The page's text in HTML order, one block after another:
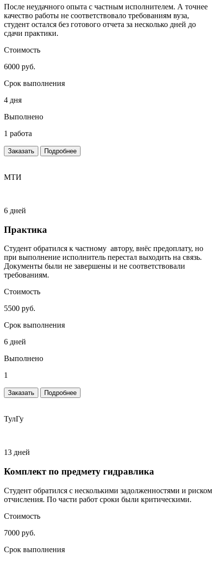
После неудачного опыта с частным исполнителем. А точнее
качество работы не соответствовало требованиям вуза,
студент остался без готового отчета за несколько дней до
сдачи практики.
Стоимость
6000 руб.
Срок выполнения
4 дня
Выполнено
1 работа
Заказать Подробнее
МТИ
6 дней
Практика
Студент обратился к частному автору, внёс предоплату, но
при выполнение исполнитель перестал выходить на связь.
Документы были не завершены и не соответствовали
требованиям.
Стоимость
5500 руб.
Срок выполнения
6 дней
Выполнено
1
Заказать Подробнее
ТулГу
13 дней
Комплект по предмету гидравлика
Студент обратился с несколькими задолженностями и риском
отчисления. По части работ сроки были критическими.
Стоимость
7000 руб.
Срок выполнения